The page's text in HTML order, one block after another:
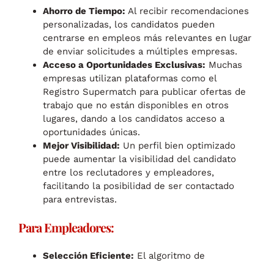
Ahorro de Tiempo: Al recibir recomendaciones
personalizadas, los candidatos pueden
centrarse en empleos más relevantes en lugar
de enviar solicitudes a múltiples empresas.
Acceso a Oportunidades Exclusivas: Muchas
empresas utilizan plataformas como el
Registro Supermatch para publicar ofertas de
trabajo que no están disponibles en otros
lugares, dando a los candidatos acceso a
oportunidades únicas.
Mejor Visibilidad: Un perfil bien optimizado
puede aumentar la visibilidad del candidato
entre los reclutadores y empleadores,
facilitando la posibilidad de ser contactado
para entrevistas.
Para Empleadores:
Selección Eficiente: El algoritmo de